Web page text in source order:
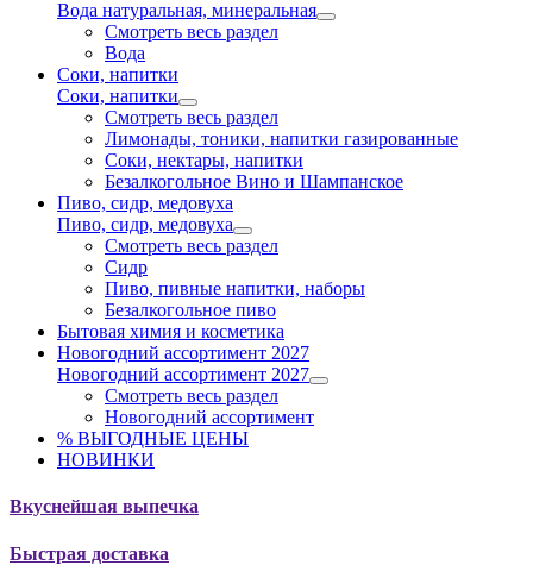
Вода натуральная, минеральная
Смотреть весь раздел
Вода
Соки, напитки
Соки, напитки
Смотреть весь раздел
Лимонады, тоники, напитки газированные
Соки, нектары, напитки
Безалкогольное Вино и Шампанское
Пиво, сидр, медовуха
Пиво, сидр, медовуха
Смотреть весь раздел
Сидр
Пиво, пивные напитки, наборы
Безалкогольное пиво
Бытовая химия и косметика
Новогодний ассортимент 2027
Новогодний ассортимент 2027
Смотреть весь раздел
Новогодний ассортимент
% ВЫГОДНЫЕ ЦЕНЫ
НОВИНКИ
Вкуснейшая выпечка
Быстрая доставка